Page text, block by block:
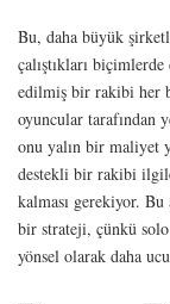
Bu, daha büyük
çalıştıkları
edilmiş bir rakibi her
oyuncular tarafından
onu yalın bir maliyet
destekli bir rakibi
kalması gerekiyor.
bir strateji, çünkü
yönsel olarak daha